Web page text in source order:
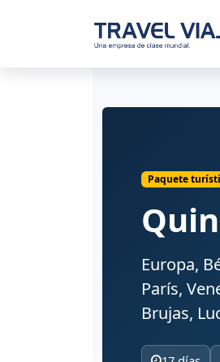
Paquete
Europa,
París,
Brujas,